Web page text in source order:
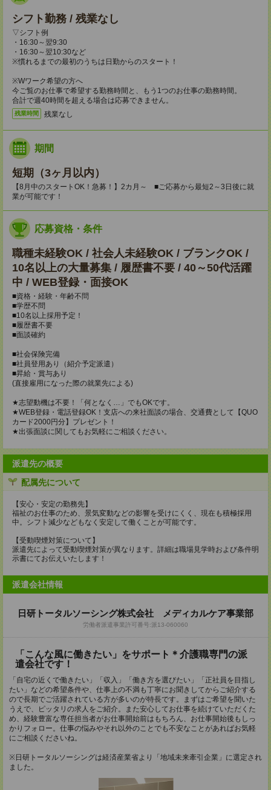
シフト勤務 / 残業なし
▽シフト例
・16:30～翌9:30
・16:30～翌10:30など
※慣れるまでの最初のうちは日勤からのスタート！
※Wワーク希望の方へ
今ご覧のお仕事で希望する勤務時間と、もう1つのお仕事の勤務時間。
合計で週40時間を超える場合は応募できません。
残業時間 残業なし
期間
短期（3ヶ月以内）
【8月中のスタートOK！急募！】2カ月～ ■ご応募から最短2～3日後に就
業が可能です！
応募資格・条件
職種未経験OK / 社会人未経験OK / ブランクOK /
10名以上の大量募集 / 履歴書不要 / 40～50代活躍
中 / WEB登録・面接OK
■資格・経験・年齢不問
■学歴不問
■10名以上採用予定！
■履歴書不要
■面談確約
■社会保険完備
■社員登用あり（紹介予定派遣）
■昇給・賞与あり
(直接雇用になった際の就業先による)
★志望動機は不要！「何となく…」でもOKです。
★WEB登録・電話登録OK！支店への来社面談の場合、交通費として【QUO
カード2000円分】プレゼント！
★出張面談に関してもお気軽にご相談ください。
派遣先の概要
配属先について
【安心・安定の勤務先】
福祉のお仕事のため、景気変動などの影響を受けにくく、現在も積極採用
中。シフト減少などもなく安定して働くことが可能です。
【受動喫煙対策について】
派遣先によって受動喫煙対策が異なります。詳細は職場見学時および条件明
示書にてお伝えいたします！
派遣会社情報
日研トータルソーシング株式会社 メディカルケア事業部
労働者派遣事業許可番号:派13-060060
「こんな風に働きたい」をサポート＊介護職専門の派
遣会社です！
「自宅の近くで働きたい」「収入」「働き方を選びたい」「正社員を目指し
たい」などの希望条件や、仕事上の不満も丁寧にお聞きしてからご紹介する
ので長期でご活躍されている方が多いのが特長です。まずはご希望を聞いた
うえで、ピッタリの求人をご紹介。また安心してお仕事を続けていただくた
め、経験豊富な専任担当者がお仕事開始前はもちろん、お仕事開始後もしっ
かりフォロー。仕事の悩みやそれ以外のことでも不安なことがあればお気軽
にご相談くださいね。
※日研トータルソーシングは経済産業省より「地域未来牽引企業」に選定され
ました。